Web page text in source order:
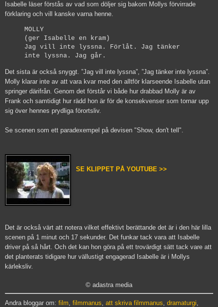
Isabelle läser förstås av vad som döljer sig bakom Mollys förvirrade
förklaring och vill kanske varna henne.
MOLLY
(ger Isabelle en kram)
Jag vill inte lyssna. Förlåt. Jag tänker
inte lyssna. Jag går.
Det sista är också snyggt. ”Jag vill inte lyssna”, ”Jag tänker inte lyssna”.
Molly klarar inte av att vara kvar med den alltför klarseende Isabelle utan
springer därifrån. Genom det förstår vi både hur drabbad Molly är av
Frank och samtidigt hur rädd hon är för de konsekvenser som tornar upp
sig över hennes prydliga förortsliv.
Se scenen som ett paradexempel på devisen "Show, don't tell".
SE KLIPPET PÅ YOUTUBE >>
Det är också värt att notera vilket effektivt berättande det är i den här lilla
scenen på 1 minut och 17 sekunder. Det funkar tack vara att Isabelle
driver på så hårt. Och det kan hon göra på ett trovärdigt sätt tack vare att
det planterats tidigare hur vällustigt engagerad Isabelle är i Mollys
kärleksliv.
© adastra media
Andra bloggar om: film filmmanus att skriva filmmanus dramaturgi